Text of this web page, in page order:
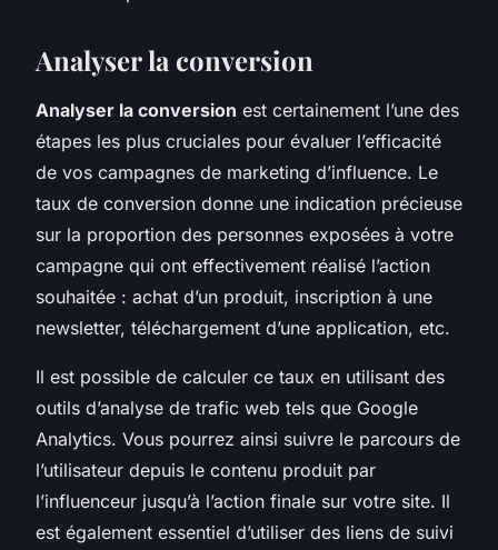
Analyser la conversion
Analyser la conversion est certainement l’une des
étapes les plus cruciales pour évaluer l’efficacité
de vos campagnes de marketing d’influence. Le
taux de conversion donne une indication précieuse
sur la proportion des personnes exposées à votre
campagne qui ont effectivement réalisé l’action
souhaitée : achat d’un produit, inscription à une
newsletter, téléchargement d’une application, etc.
Il est possible de calculer ce taux en utilisant des
outils d’analyse de trafic web tels que Google
Analytics. Vous pourrez ainsi suivre le parcours de
l’utilisateur depuis le contenu produit par
l’influenceur jusqu’à l’action finale sur votre site. Il
est également essentiel d’utiliser des liens de suivi